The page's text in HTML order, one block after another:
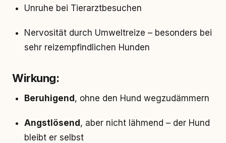
Unruhe bei Tierarztbesuchen
Nervosität durch Umweltreize – besonders bei
sehr reizempfindlichen Hunden
Wirkung:
Beruhigend , ohne den Hund wegzudämmern
Angstlösend , aber nicht lähmend – der Hund
bleibt er selbst